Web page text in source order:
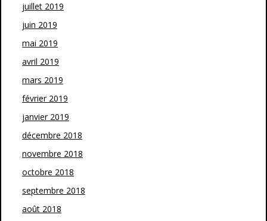
juillet 2019
juin 2019
mai 2019
avril 2019
mars 2019
février 2019
janvier 2019
décembre 2018
novembre 2018
octobre 2018
septembre 2018
août 2018